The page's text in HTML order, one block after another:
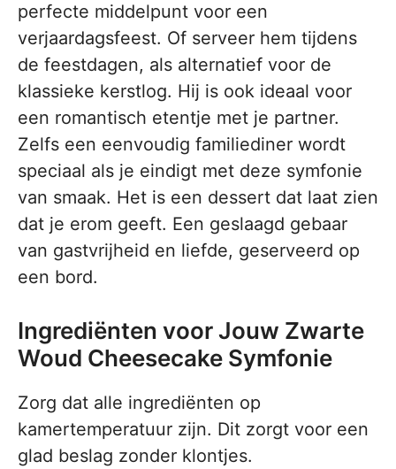
perfecte middelpunt voor een
verjaardagsfeest. Of serveer hem tijdens
de feestdagen, als alternatief voor de
klassieke kerstlog. Hij is ook ideaal voor
een romantisch etentje met je partner.
Zelfs een eenvoudig familiediner wordt
speciaal als je eindigt met deze symfonie
van smaak. Het is een dessert dat laat zien
dat je erom geeft. Een geslaagd gebaar
van gastvrijheid en liefde, geserveerd op
een bord.
Ingrediënten voor Jouw Zwarte
Woud Cheesecake Symfonie
Zorg dat alle ingrediënten op
kamertemperatuur zijn. Dit zorgt voor een
glad beslag zonder klontjes.